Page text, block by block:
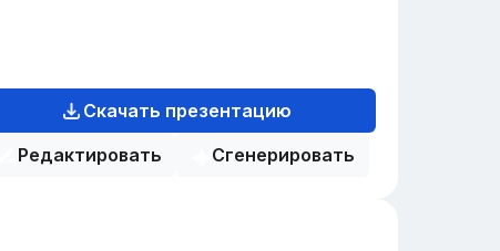
Скачать презентацию
Редактировать
Сгенерировать